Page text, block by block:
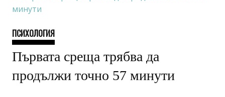
ПСИХОЛОГИЯ
Първата среща трябва да
продължи точно 57 минути